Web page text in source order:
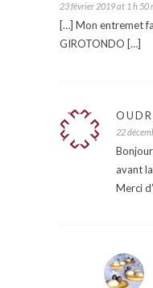
23 février 2019 at 1 h 50
[…] Mon entremet
GIROTONDO […]
22
avant
Merci